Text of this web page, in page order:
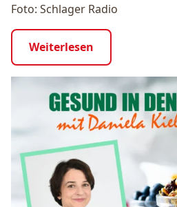
Foto: Schlager Radio
Weiterlesen